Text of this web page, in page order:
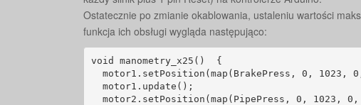
Ostatecznie po zmianie okablowania, ustaleniu wartości
funkcja ich obsługi wygląda następująco:
void manometry_x25()  {
motor1.setPosition(map(BrakePress, 0, 1023,
  motor1.update();
motor2.setPosition(map(PipePress, 0, 1023, 0,